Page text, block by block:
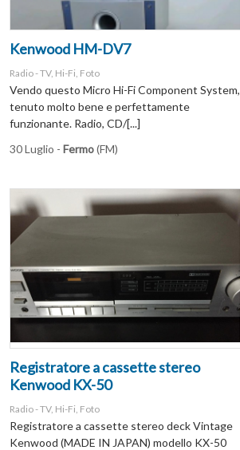
Kenwood HM-DV7
Radio - TV, Hi-Fi, Foto
Vendo questo Micro Hi-Fi Component System,
tenuto molto bene e perfettamente
funzionante. Radio, CD/[...]
30 Luglio - Fermo(FM)
Registratore a cassette stereo
Kenwood KX-50
Radio - TV, Hi-Fi, Foto
Registratore a cassette stereo deck Vintage
Kenwood (MADE IN JAPAN) modello KX-50